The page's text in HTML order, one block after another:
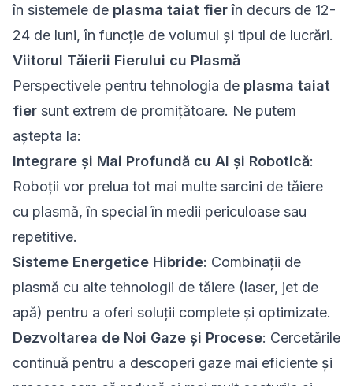
în sistemele de plasma taiat fierîn decurs de 12-
24 de luni, în funcție de volumul și tipul de lucrări.
Viitorul Tăierii Fierului cu Plasmă
Perspectivele pentru tehnologia de plasma taiat
fier sunt extrem de promițătoare. Ne putem
aștepta la:
Integrare și Mai Profundă cu AI și Robotică:
Roboții vor prelua tot mai multe sarcini de tăiere
cu plasmă, în special în medii periculoase sau
repetitive.
Sisteme Energetice Hibride: Combinații de
plasmă cu alte tehnologii de tăiere (laser, jet de
apă) pentru a oferi soluții complete și optimizate.
Dezvoltarea de Noi Gaze și Procese: Cercetările
continuă pentru a descoperi gaze mai eficiente și